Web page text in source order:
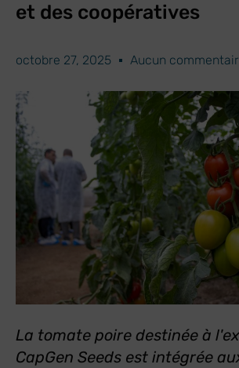
et des coopératives
octobre 27, 2025 Aucun
La tomate poire destinée à
CapGen Seeds est intégrée